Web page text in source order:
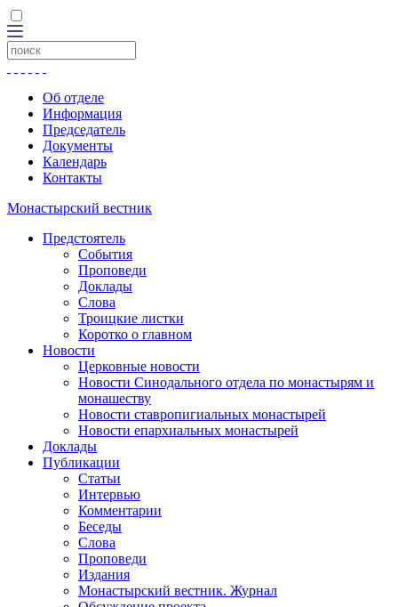
Об отделе
Информация
Председатель
Документы
Календарь
Контакты
Монастырский вестник
Предстоятель
События
Проповеди
Доклады
Слова
Троицкие листки
Коротко о главном
Новости
Церковные новости
Новости Синодального отдела по монастырям и
монашеству
Новости ставропигиальных монастырей
Новости епархиальных монастырей
Доклады
Публикации
Статьи
Интервью
Комментарии
Беседы
Слова
Проповеди
Издания
Монастырский вестник. Журнал